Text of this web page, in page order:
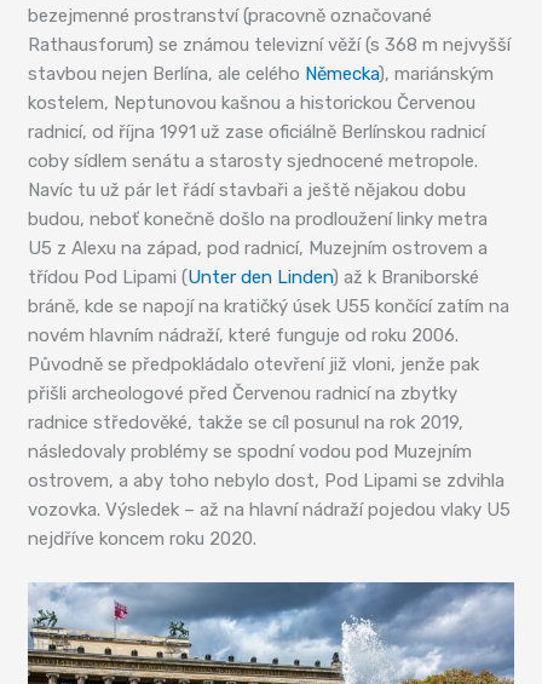
bezejmenné prostranství (pracovně označované
Rathausforum) se známou televizní věží (s 368 m nejvyšší
stavbou nejen Berlína, ale celého Německa), mariánským
kostelem, Neptunovou kašnou a historickou Červenou
radnicí, od října 1991 už zase oficiálně Berlínskou radnicí
coby sídlem senátu a starosty sjednocené metropole.
Navíc tu už pár let řádí stavbaři a ještě nějakou dobu
budou, neboť konečně došlo na prodloužení linky metra
U5 z Alexu na západ, pod radnicí, Muzejním ostrovem a
třídou Pod Lipami (Unter den Linden) až k Braniborské
bráně, kde se napojí na kratičký úsek U55 končící zatím na
novém hlavním nádraží, které funguje od roku 2006.
Původně se předpokládalo otevření již vloni, jenže pak
přišli archeologové před Červenou radnicí na zbytky
radnice středověké, takže se cíl posunul na rok 2019,
následovaly problémy se spodní vodou pod Muzejním
ostrovem, a aby toho nebylo dost, Pod Lipami se zdvihla
vozovka. Výsledek – až na hlavní nádraží pojedou vlaky U5
nejdříve koncem roku 2020.